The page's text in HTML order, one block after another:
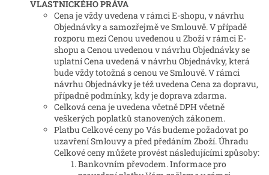
VLASTNICKÉHO PRÁVA
Cena je vždy uvedena v rámci E-shopu, v návrhu
Objednávky a samozřejmě ve Smlouvě. V případě
rozporu mezi Cenou uvedenou u Zboží v rámci E-
shopu a Cenou uvedenou v návrhu Objednávky se
uplatní Cena uvedená v návrhu Objednávky, která
bude vždy totožná s cenou ve Smlouvě. V rámci
návrhu Objednávky je též uvedena Cena za dopravu,
případně podmínky, kdy je doprava zdarma.
Celková cena je uvedena včetně DPH včetně
veškerých poplatků stanovených zákonem.
Platbu Celkové ceny po Vás budeme požadovat po
uzavření Smlouvy a před předáním Zboží. Úhradu
Celkové ceny můžete provést následujícími způsoby:
Bankovním převodem. Informace pro